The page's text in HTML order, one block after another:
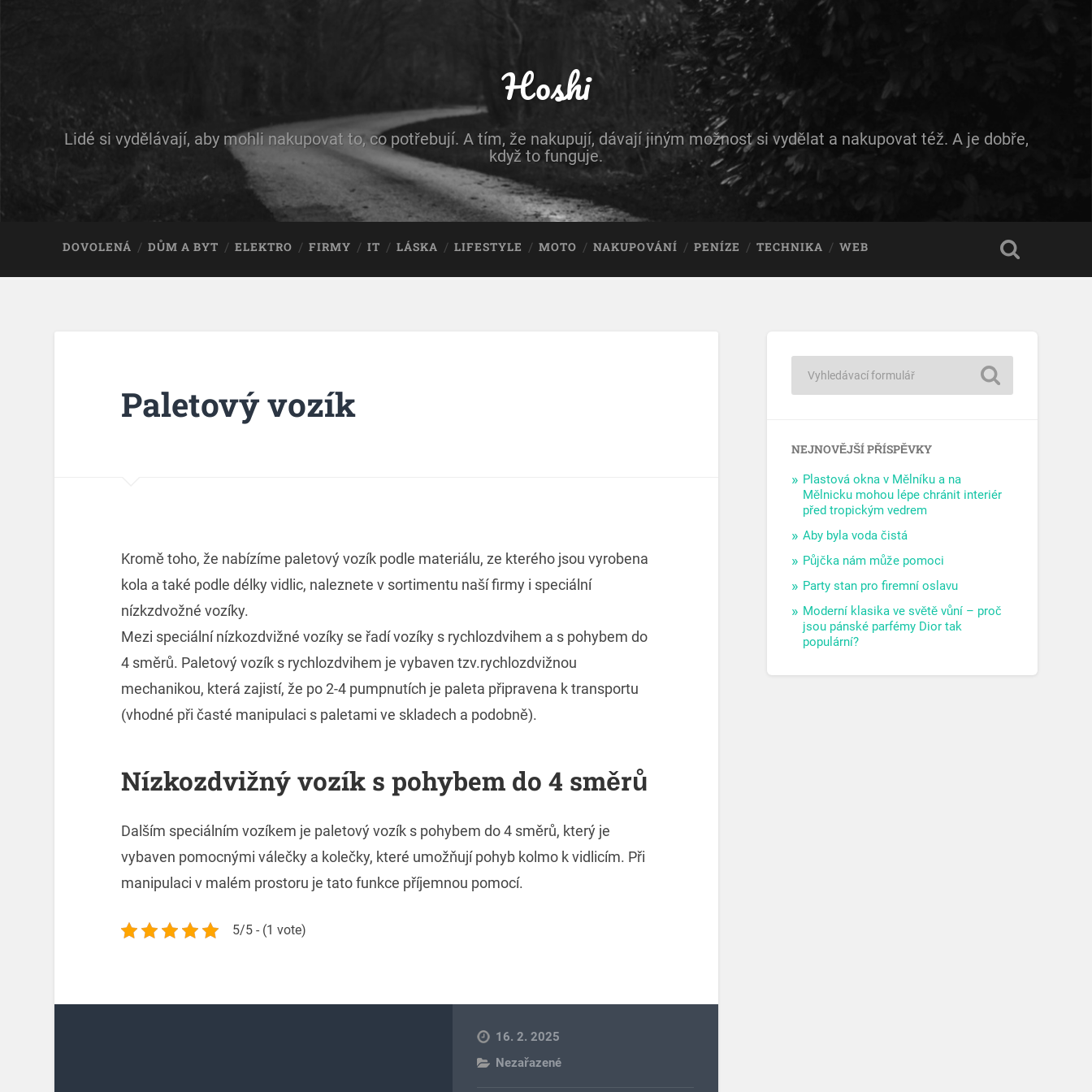
Hoshi
Lidé si vydělávají, aby mohli nakupovat to, co potřebují. A tím, že nakupují, dávají jiným možnost si vydělat a nakupovat též. A je dobře,
když to funguje.
DOVOLENÁ DŮM A BYT ELEKTRO FIRMY IT LÁSKA LIFESTYLE MOTO NAKUPOVÁNÍ PENÍZE TECHNIKA WEB
Paletový vozík
Kromě toho, že nabízíme paletový vozík podle materiálu, ze kterého jsou vyrobena
kola a také podle délky vidlic, naleznete v sortimentu naší firmy i speciální
nízkzdvožné vozíky.
Mezi speciální nízkozdvižné vozíky se řadí vozíky s rychlozdvihem a s pohybem do
4 směrů. Paletový vozíks rychlozdvihem je vybaven tzv.rychlozdvižnou
mechanikou, která zajistí, že po 2-4 pumpnutích je paleta připravena k transportu
(vhodné při časté manipulaci s paletami ve skladech a podobně).
Nízkozdvižný vozík s pohybem do 4 směrů
Dalším speciálním vozíkem je paletový vozík s pohybem do 4 směrů, který je
vybaven pomocnými válečky a kolečky, které umožňují pohyb kolmo k vidlicím. Při
manipulaci v malém prostoru je tato funkce příjemnou pomocí.
5/5 - (1 vote)
16. 2. 2025
Nezařazené
NEJNOVĚJŠÍ PŘÍSPĚVKY
Plastová okna v Mělníku a na
Mělnicku mohou lépe chránit interiér
před tropickým vedrem
Aby byla voda čistá
Půjčka nám může pomoci
Party stan pro firemní oslavu
Moderní klasika ve světě vůní – proč
jsou pánské parfémy Dior tak
populární?